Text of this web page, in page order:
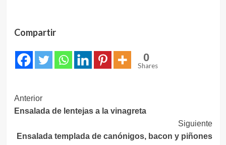
Compartir
0
Shares
Navegación
de
entradas
Anterior
Ensalada de lentejas a la vinagreta
Siguiente
Ensalada templada de canónigos, bacon y piñones